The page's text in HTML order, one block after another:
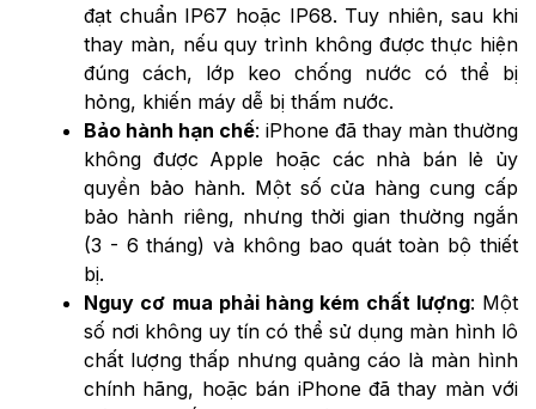
đạt chuẩn IP67 hoặc IP68. Tuy nhiên, sau khi
thay màn, nếu quy trình không được thực hiện
đúng cách, lớp keo chống nước có thể bị
hỏng, khiến máy dễ bị thấm nước.
Bảo hành hạn chế: iPhone đã thay màn thường
không được Apple hoặc các nhà bán lẻ ủy
quyền bảo hành. Một số cửa hàng cung cấp
bảo hành riêng, nhưng thời gian thường ngắn
(3 - 6 tháng) và không bao quát toàn bộ thiết
bị.
Nguy cơ mua phải hàng kém chất lượng: Một
số nơi không uy tín có thể sử dụng màn hình lô
chất lượng thấp nhưng quảng cáo là màn hình
chính hãng, hoặc bán iPhone đã thay màn với